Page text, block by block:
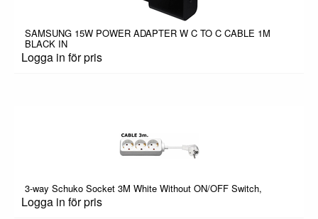
SAMSUNG 15W POWER ADAPTER W C TO C CABLE 1M
BLACK IN
Logga in för pris
3-way Schuko Socket 3M White Without ON/OFF Switch,
Logga in för pris